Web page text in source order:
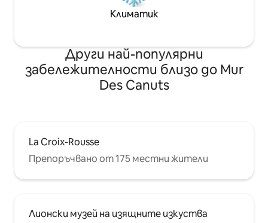
Климатик
Други най-популярни
забележителности близо до Mur
Des Canuts
La Croix-Rousse
Препоръчвано от 175 местни жители
Лионски музей на изящните изкуства